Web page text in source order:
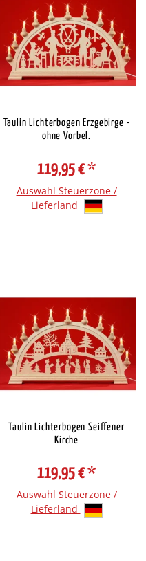
Taulin Lichterbogen Erzgebirge -
ohne Vorbel.
119,95 €*
Auswahl Steuerzone /
Lieferland
Taulin Lichterbogen Seiffener
Kirche
119,95 €*
Auswahl Steuerzone /
Lieferland